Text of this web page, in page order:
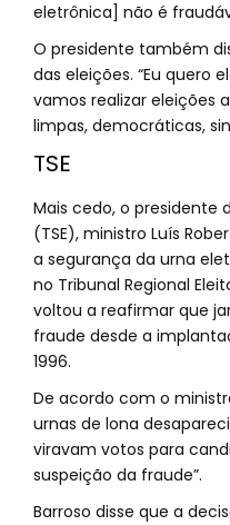
eletrônica] não é
O presidente também
das eleições. “Eu quero
vamos realizar eleições
limpas, democráticas,
TSE
Mais cedo, o presidente
(TSE), ministro Luís
a segurança da urna
no Tribunal Regional
voltou a reafirmar que
fraude desde a
1996.
De acordo com o
urnas de lona
viravam votos para
suspeição da fraude”.
Barroso disse que a